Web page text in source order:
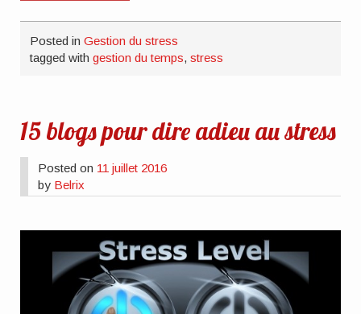
Posted inGestion du stress
tagged withgestion du temps,stress
15 blogs pour dire adieu au stress
Posted on 11 juillet 2016
by Belrix